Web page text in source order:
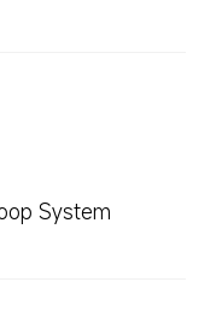
System